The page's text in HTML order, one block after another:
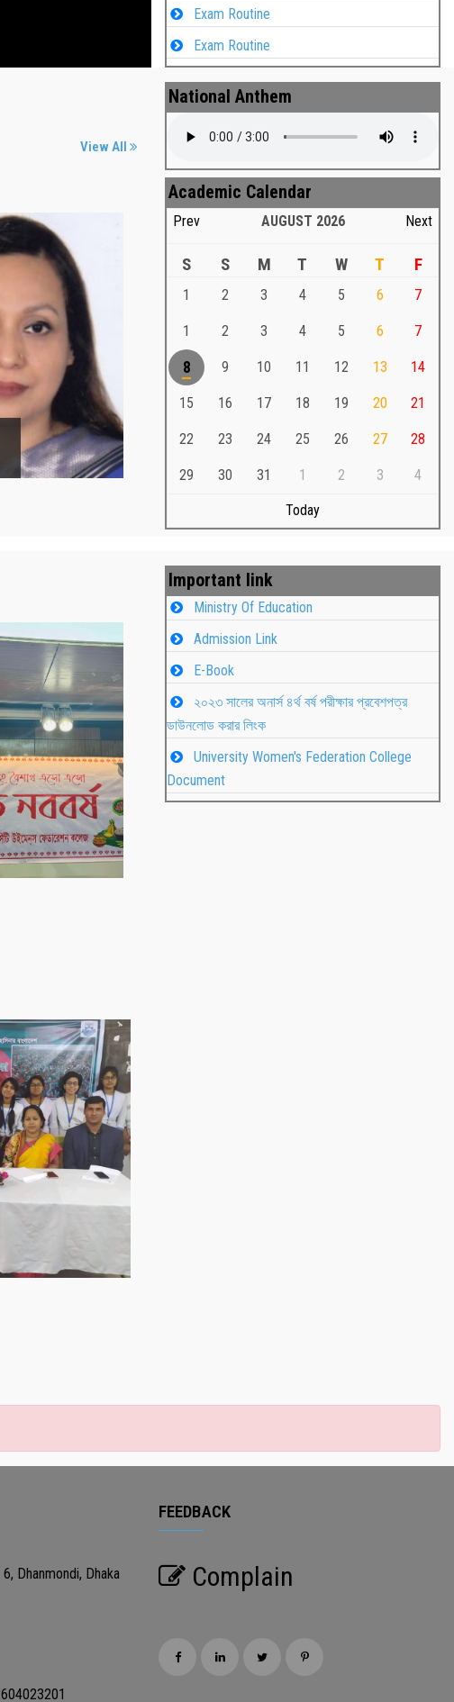
Exam Routine
Exam Routine
View All
Md. Shafiullah Sarker
Md. Shafiullah Sarkar , Professor , Teacher
Teacher Representative
National Anthem
Academic Calendar
Prev AUGUST 2026 Next
S S M T W T F
1 2 3 4 5 6 7
1 2 3 4 5 6 7
8 9 10 11 12 13 14
15 16 17 18 19 20 21
22 23 24 25 26 27 28
29 30 31 1 2 3 4
Today
উদযাপন
Important link
Ministry Of Education
Admission Link
E-Book
২০২৩ সালের অনার্স ৪র্থ বর্ষ পরীক্ষার প্রবেশপত্র
ডাউনলোড করার লিংক
University Women's Federation College
Document
স্মৃতি
স্মৃতি
Dhanmondi, Dhaka
FEEDBACK
Complain